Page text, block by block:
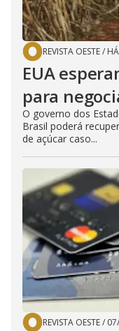
REVISTA OESTE/
EUA
para
O governo dos
Brasil poderá
de açúcar caso...
REVISTA OESTE/